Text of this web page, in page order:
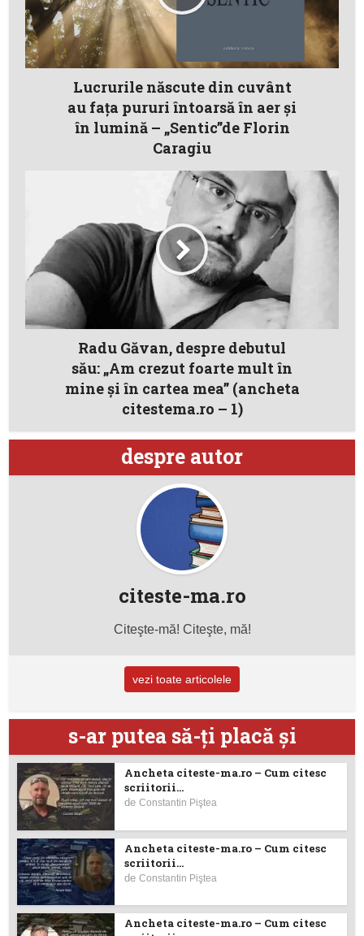
Lucrurile născute din cuvânt
au fața pururi întoarsă în aer și
în lumină – „Sentic”de Florin
Caragiu
Radu Găvan, despre debutul
său: „Am crezut foarte mult în
mine şi în cartea mea” (ancheta
citestema.ro – 1)
despre autor
citeste-ma.ro
Citeşte-mă! Citeşte, mă!
vezi toate articolele
s-ar putea să-ţi placă şi
Ancheta citeste-ma.ro – Cum citesc
scriitorii...
deConstantin Piştea
Ancheta citeste-ma.ro – Cum citesc
scriitorii...
deConstantin Piştea
Ancheta citeste-ma.ro – Cum citesc